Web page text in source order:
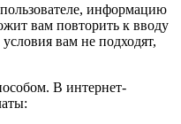
информацию
вам повторить к вводу
вам не подходят,
В интернет-